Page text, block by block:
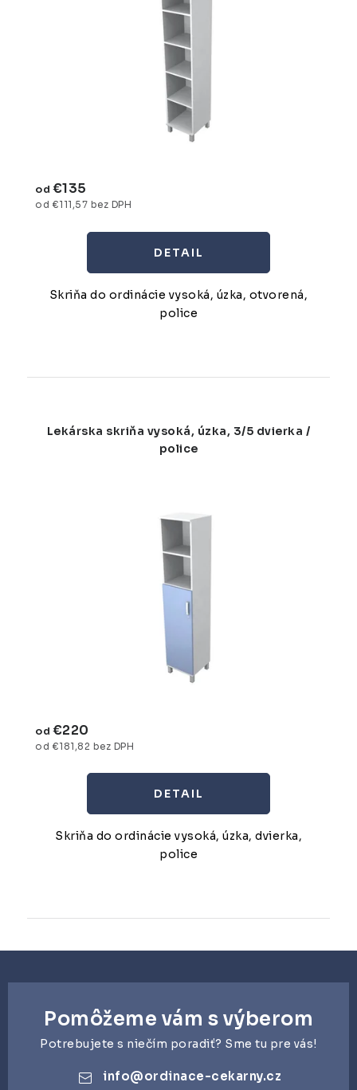
od €111,57 bez DPH
od €135
DETAIL
Skriňa do ordinácie vysoká, úzka, otvorená,
police
Lekárska skriňa vysoká, úzka, 3/5 dvierka /
police
od €181,82 bez DPH
od €220
DETAIL
Skriňa do ordinácie vysoká, úzka, dvierka,
police
Pomôžeme vám s výberom
Potrebujete s niečím poradiť? Sme tu pre vás!
info@ordinace-cekarny.cz